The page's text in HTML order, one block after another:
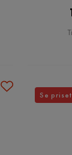
Se